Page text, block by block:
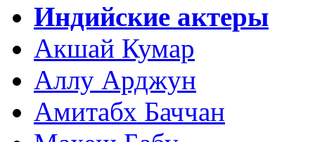
Индийские актеры
Акшай Кумар
Аллу Арджун
Амитабх Баччан